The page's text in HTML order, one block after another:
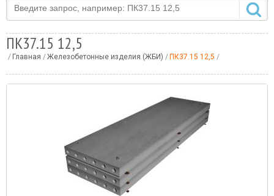
ПК37.15 12,5
Главная Железобетонные изделия (ЖБИ) ПК37.15 12,5